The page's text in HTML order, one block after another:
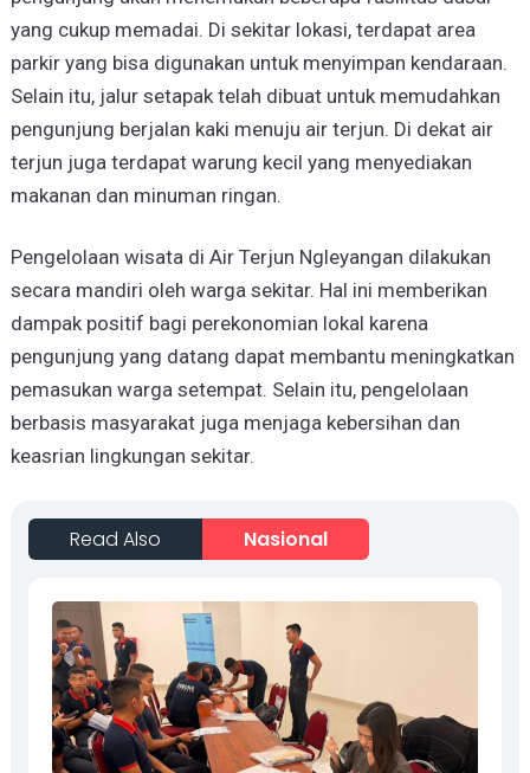
yang cukup memadai. Di sekitar lokasi, terdapat area
parkir yang bisa digunakan untuk menyimpan kendaraan.
Selain itu, jalur setapak telah dibuat untuk memudahkan
pengunjung berjalan kaki menuju air terjun. Di dekat air
terjun juga terdapat warung kecil yang menyediakan
makanan dan minuman ringan.
Pengelolaan wisata di Air Terjun Ngleyangan dilakukan
secara mandiri oleh warga sekitar. Hal ini memberikan
dampak positif bagi perekonomian lokal karena
pengunjung yang datang dapat membantu meningkatkan
pemasukan warga setempat. Selain itu, pengelolaan
berbasis masyarakat juga menjaga kebersihan dan
keasrian lingkungan sekitar.
Read Also Nasional